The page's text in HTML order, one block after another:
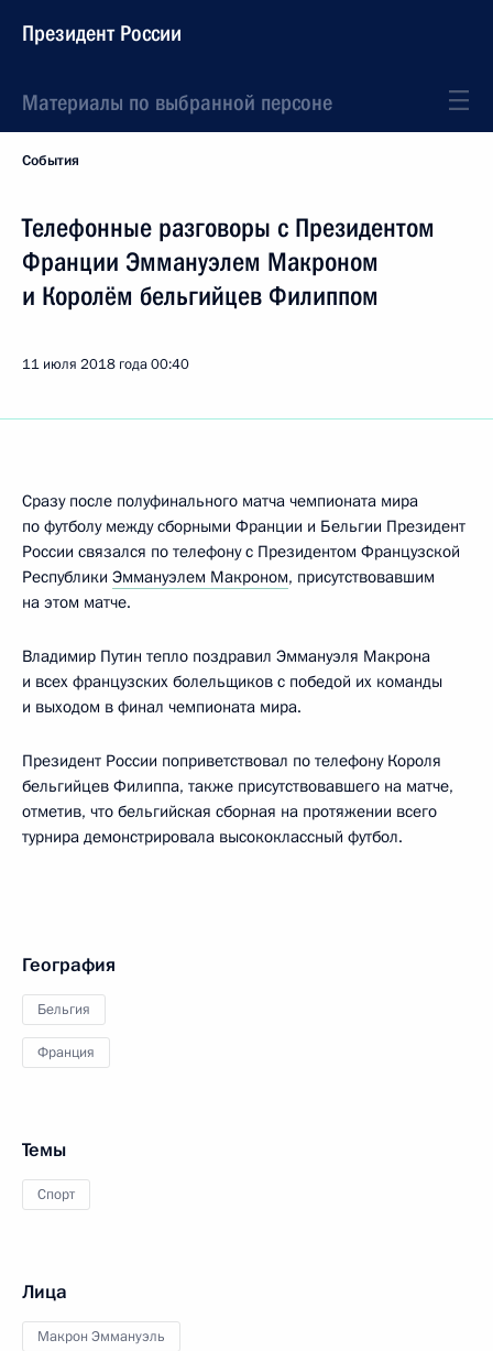
Президент России
Материалы по выбранной персоне
События
Телефонные разговоры с Президентом
Франции Эммануэлем Макроном
и Королём бельгийцев Филиппом
11 июля 2018 года00:40
Сразу после полуфинального матча чемпионата мира
по футболу между сборными Франции и Бельгии Президент
России связался по телефону с Президентом Французской
Республики Эммануэлем Макроном, присутствовавшим
на этом матче.
Владимир Путин тепло поздравил Эммануэля Макрона
и всех французских болельщиков с победой их команды
и выходом в финал чемпионата мира.
Президент России поприветствовал по телефону Короля
бельгийцев Филиппа, также присутствовавшего на матче,
отметив, что бельгийская сборная на протяжении всего
турнира демонстрировала высококлассный футбол.
География
Бельгия
Франция
Темы
Спорт
Лица
Макрон Эммануэль